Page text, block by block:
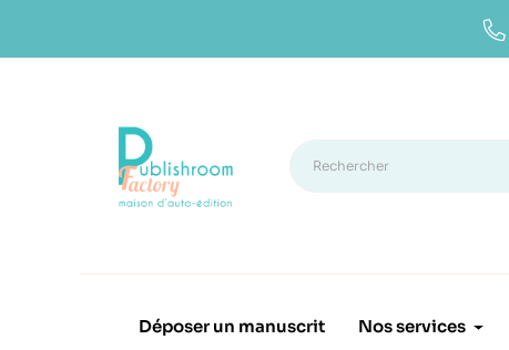
Déposer un manuscrit Nos services